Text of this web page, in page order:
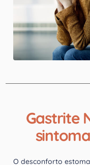
Gastrite
O desconforto